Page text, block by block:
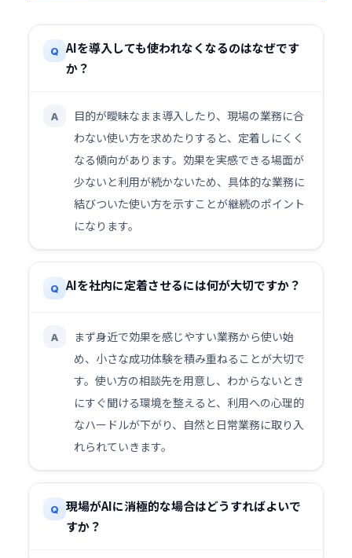
Q
AIを導入しても使われなくなるのはなぜです
か？
A
目的が曖昧なまま導入したり、現場の業務に合
わない使い方を求めたりすると、定着しにくく
なる傾向があります。効果を実感できる場面が
少ないと利用が続かないため、具体的な業務に
結びついた使い方を示すことが継続のポイント
になります。
Q AIを社内に定着させるには何が大切ですか？
A
まず身近で効果を感じやすい業務から使い始
め、小さな成功体験を積み重ねることが大切で
す。使い方の相談先を用意し、わからないとき
にすぐ聞ける環境を整えると、利用への心理的
なハードルが下がり、自然と日常業務に取り入
れられていきます。
Q
現場がAIに消極的な場合はどうすればよいで
すか？